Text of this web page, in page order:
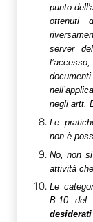
punto
ottenuti
server
negli artt.
Le
non è
No, non
attività
Le
B.10 del